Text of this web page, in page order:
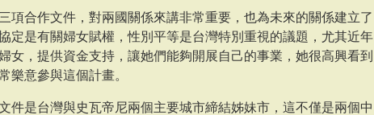
項合作文件，對兩國關係來講非常重要，也為未來的關係建立了
定是有關婦女賦權，性別平等是台灣特別重視的議題，尤其近年
女，提供資金支持，讓她們能夠開展自己的事業，她很高興看到
樂意參與這個計畫。
件是台灣與史瓦帝尼兩個主要城市締結姊妹市，這不僅是兩個中